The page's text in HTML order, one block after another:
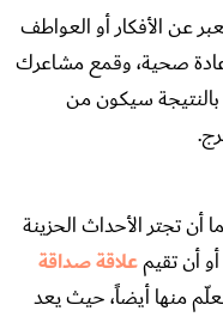
عن الأفكار أو العواطف
عادة صحية، وقمع مشاعرك
سيكون من
تجتر الأحداث الحزينة
أو أن تقيمعلاقة صداقة
منها أيضاً، حيث يعد